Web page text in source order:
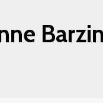
Barzin